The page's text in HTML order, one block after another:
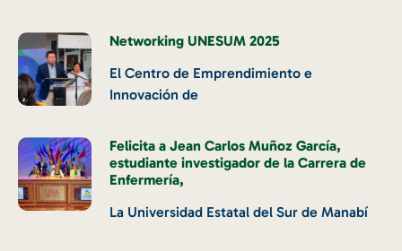
Networking UNESUM 2025
El Centro de Emprendimiento e
Innovación de
Felicita a Jean Carlos Muñoz García,
estudiante investigador de la Carrera de
Enfermería,
La Universidad Estatal del Sur de Manabí